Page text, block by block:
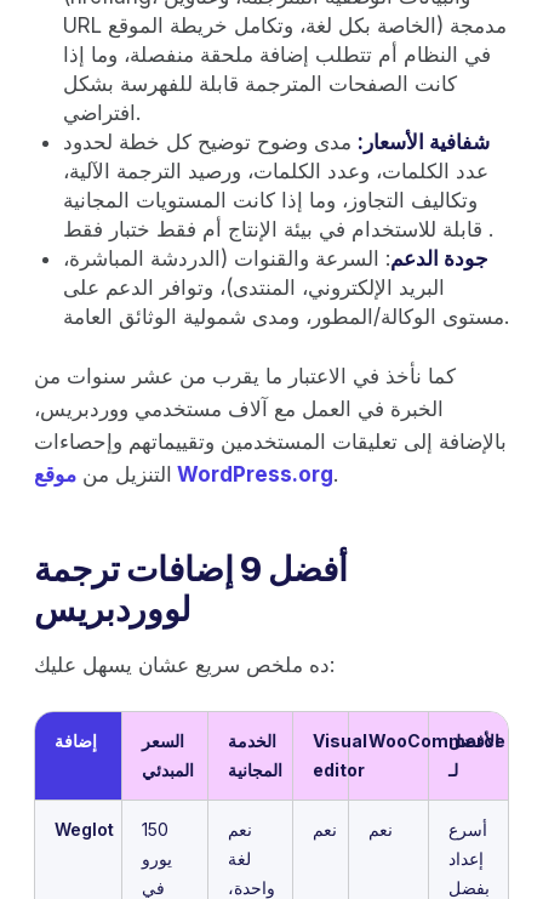
URL الخاصة بكل لغة، وتكامل خريطة الموقع) مدمجة
في النظام أم تتطلب إضافة ملحقة منفصلة، وما إذا
كانت الصفحات المترجمة قابلة للفهرسة بشكل
افتراضي.
شفافية الأسعار: مدى وضوح توضيح كل خطة لحدود
عدد الكلمات، وعدد الكلمات، ورصيد الترجمة الآلية،
وتكاليف التجاوز، وما إذا كانت المستويات المجانية
قابلة للاستخدام في بيئة الإنتاج أم فقط ختبار فقط .
جودة الدعم: السرعة والقنوات (الدردشة المباشرة،
البريد الإلكتروني، المنتدى)، وتوافر الدعم على
مستوى الوكالة/المطور، ومدى شمولية الوثائق العامة.
كما نأخذ في الاعتبار ما يقرب من عشر سنوات من
الخبرة في العمل مع آلاف مستخدمي ووردبريس،
بالإضافة إلى تعليقات المستخدمين وتقييماتهم وإحصاءات
التنزيل من موقع WordPress.org.
أفضل 9 إضافات ترجمة
لووردبريس
ده ملخص سريع عشان يسهل عليك:
إضافة
السعر
المبدئي
الخدمة
المجانية
Visual
editor
WooCommerce
الأفضل
لـ
Weglot
150
يورو
في
نعم
لغة
واحدة،
نعم نعم
أسرع
إعداد
بفضل